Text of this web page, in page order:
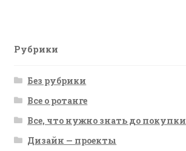
Рубрики
Без рубрики
Все о ротанге
Все, что нужно знать до покупки
Дизайн — проекты